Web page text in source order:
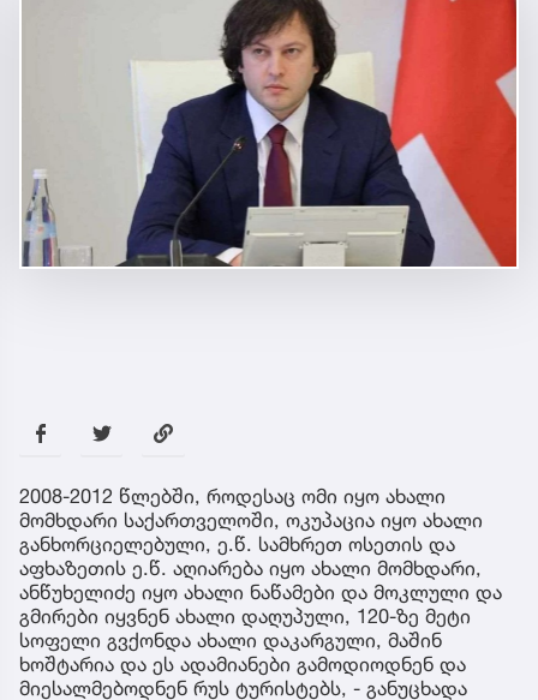
2008-2012 წლებში, როდესაც ომი იყო ახალი
მომხდარი საქართველოში, ოკუპაცია იყო ახალი
განხორციელებული, ე.წ. სამხრეთ ოსეთის და
აფხაზეთის ე.წ. აღიარება იყო ახალი მომხდარი,
ანწუხელიძე იყო ახალი ნაწამები და მოკლული და
გმირები იყვნენ ახალი დაღუპული, 120-ზე მეტი
სოფელი გვქონდა ახალი დაკარგული, მაშინ
ხოშტარია და ეს ადამიანები გამოდიოდნენ და
მიესალმებოდნენ რუს ტურისტებს, - განუცხადა